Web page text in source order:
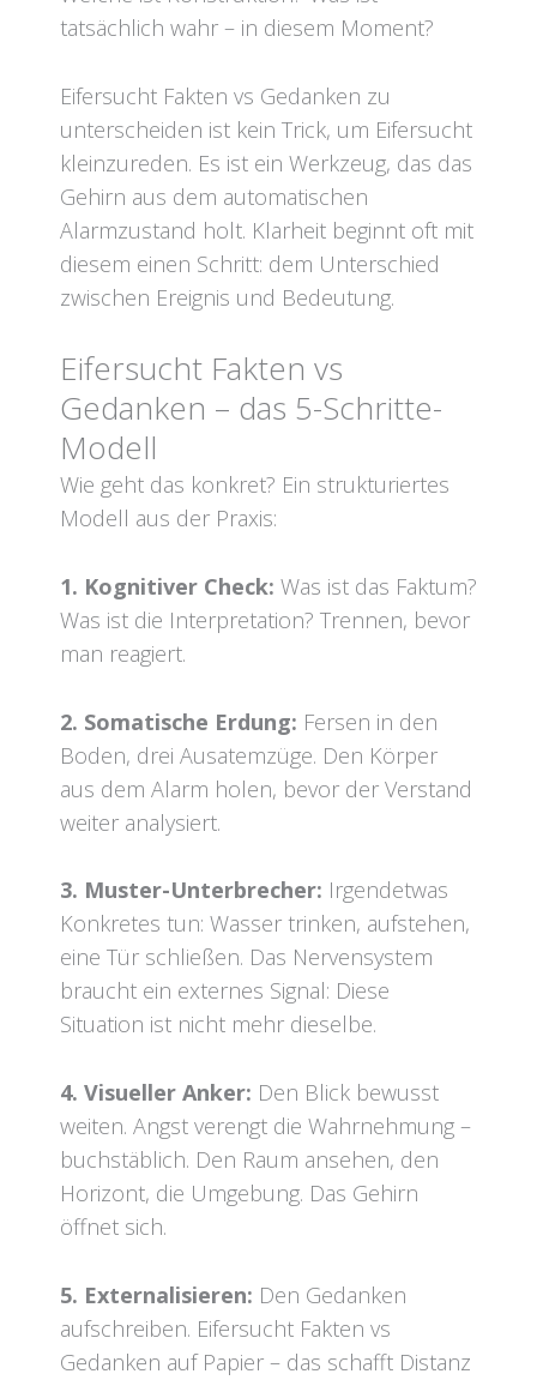
tatsächlich wahr – in diesem Moment?
Eifersucht Fakten vs Gedanken zu
unterscheiden ist kein Trick, um Eifersucht
kleinzureden. Es ist ein Werkzeug, das das
Gehirn aus dem automatischen
Alarmzustand holt. Klarheit beginnt oft mit
diesem einen Schritt: dem Unterschied
zwischen Ereignis und Bedeutung.
Eifersucht Fakten vs
Gedanken – das 5-Schritte-
Modell
Wie geht das konkret? Ein strukturiertes
Modell aus der Praxis:
1. Kognitiver Check: Was ist das Faktum?
Was ist die Interpretation? Trennen, bevor
man reagiert.
2. Somatische Erdung: Fersen in den
Boden, drei Ausatemzüge. Den Körper
aus dem Alarm holen, bevor der Verstand
weiter analysiert.
3. Muster-Unterbrecher: Irgendetwas
Konkretes tun: Wasser trinken, aufstehen,
eine Tür schließen. Das Nervensystem
braucht ein externes Signal: Diese
Situation ist nicht mehr dieselbe.
4. Visueller Anker: Den Blick bewusst
weiten. Angst verengt die Wahrnehmung –
buchstäblich. Den Raum ansehen, den
Horizont, die Umgebung. Das Gehirn
öffnet sich.
5. Externalisieren: Den Gedanken
aufschreiben. Eifersucht Fakten vs
Gedanken auf Papier – das schafft Distanz